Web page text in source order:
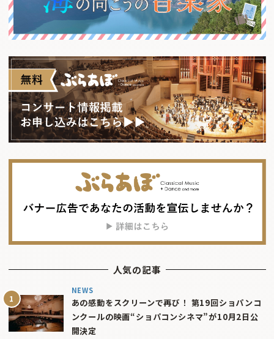
人気の記事
NEWS
あの感動をスクリーンで再び！ 第19回ショパンコ
ンクールの映画“ショパコンシネマ”が10月2日公
開決定